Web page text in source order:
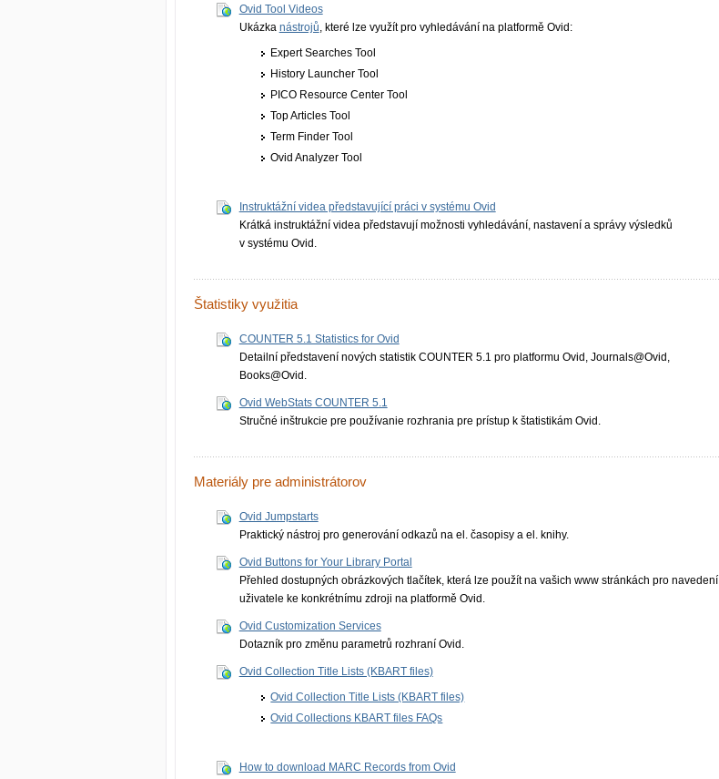
Ovid Tool Videos
Ukázka nástrojů , které lze využít pro vyhledávání na platformě Ovid:
Expert Searches Tool
History Launcher Tool
PICO Resource Center Tool
Top Articles Tool
Term Finder Tool
Ovid Analyzer Tool
Instruktážní videa představující práci v systému Ovid
Krátká instruktážní videa představují možnosti vyhledávání, nastavení a správy výsledků
v systému Ovid.
Štatistiky využitia
COUNTER 5.1 Statistics for Ovid
Detailní představení nových statistik COUNTER 5.1 pro platformu Ovid, Journals@Ovid,
Books@Ovid.
Ovid WebStats COUNTER 5.1
Stručné inštrukcie pre používanie rozhrania pre prístup k štatistikám Ovid.
Materiály pre administrátorov
Ovid Jumpstarts
Praktický nástroj pro generování odkazů na el. časopisy a el. knihy.
Ovid Buttons for Your Library Portal
Přehled dostupných obrázkových tlačítek, která lze použít na vašich www stránkách pro navedení
uživatele ke konkrétnímu zdroji na platformě Ovid.
Ovid Customization Services
Dotazník pro změnu parametrů rozhraní Ovid.
Ovid Collection Title Lists (KBART files)
Ovid Collection Title Lists (KBART files)
Ovid Collections KBART files FAQs
How to download MARC Records from Ovid